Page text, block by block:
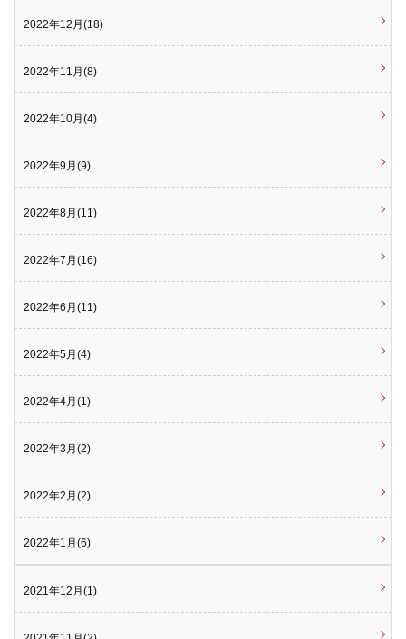
2022年12月(18)
2022年11月(8)
2022年10月(4)
2022年9月(9)
2022年8月(11)
2022年7月(16)
2022年6月(11)
2022年5月(4)
2022年4月(1)
2022年3月(2)
2022年2月(2)
2022年1月(6)
2021年12月(1)